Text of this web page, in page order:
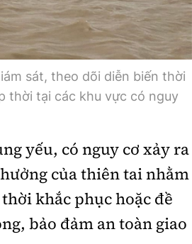
xây dựng
Thể thao
sát, theo dõi diễn biến thời
thời tại các khu vực có nguy
yếu, có nguy cơ xảy ra
của thiên tai nhằm
khắc phục hoặc đề
bảo đảm an toàn giao